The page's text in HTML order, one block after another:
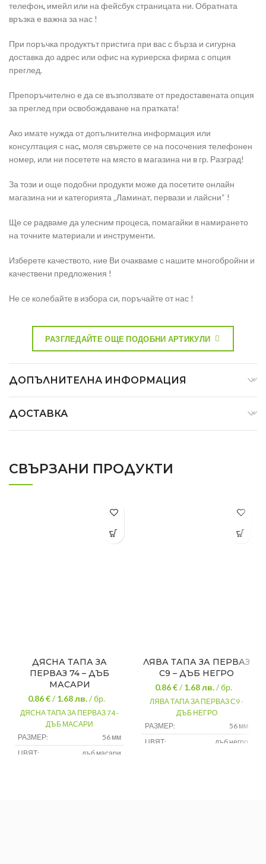
телефон, имейл или на фейсбук страницата ни. Обратната
връзка е важна за нас !
При поръчка продуктът пристига при вас с бърза и сигурна
доставка до адрес или офис на куриерска фирма с опция
преглед.
Препоръчително е да се възползвате от предоставената опция
за преглед при освобождаване на пратката!
Ако имате нужда от допълнителна информация или
консултация с нас, моля свържете се на посочения телефонен
номер, или ни посетете на място в магазина ни в гр. Разград!
За този и още подобни продукти може да посетите онлайн
магазина ни и категорията „Ламинат, первази и лайсни“ !
Ще се радваме да улесним процеса, помагайки в намирането
на точните материали и инструменти.
Изберете качеството, ние Ви очакваме с нашите многобройни и
качествени предложения !
Не се колебайте в избора си, поръчайте от нас !
РАЗГЛЕДАЙТЕ ОЩЕ ПОДОБНИ АРТИКУЛИ
ДОПЪЛНИТЕЛНА ИНФОРМАЦИЯ
ДОСТАВКА
СВЪРЗАНИ ПРОДУКТИ
ДЯСНА ТАПА ЗА
ПЕРВАЗ 74 – ДЪБ
МАСАРИ
0.86 €/1.68лв./ бр.
ДЯСНА ТАПА ЗА ПЕРВАЗ 74 -
ДЪБ МАСАРИ
РАЗМЕР:
56 мм
ЦВЯТ:
дъб масари
ЛЯВА ТАПА ЗА ПЕРВАЗ
С9 – ДЪБ НЕГРО
0.86 €/1.68лв./ бр.
ЛЯВА ТАПА ЗА ПЕРВАЗ С9 -
ДЪБ НЕГРО
РАЗМЕР:
56 мм
ЦВЯТ:
дъб негро